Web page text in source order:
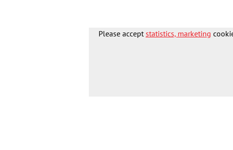
Please acceptstatistics, marketing